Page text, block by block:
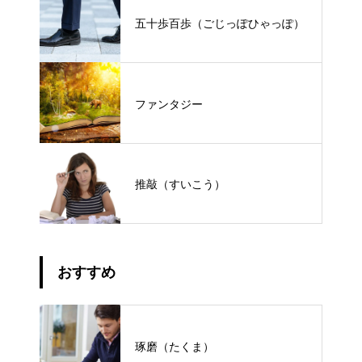
五十歩百歩（ごじっぽひゃっぽ）
ファンタジー
推敲（すいこう）
おすすめ
琢磨（たくま）